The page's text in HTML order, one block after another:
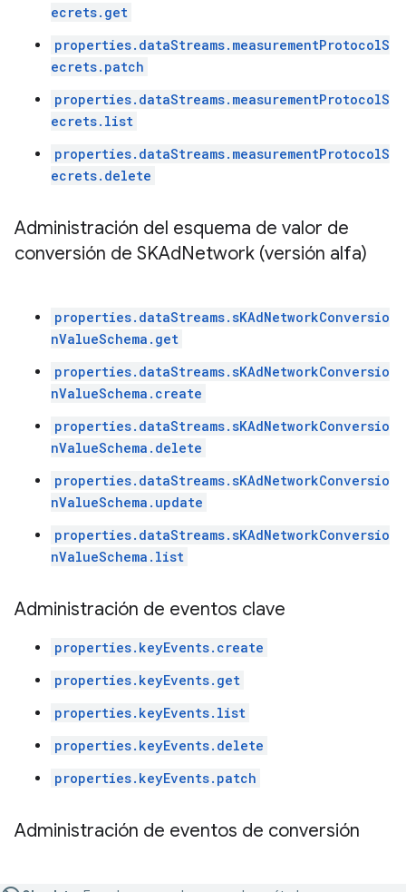
ecrets.get
properties.dataStreams.measurementProtocolS
ecrets.patch
properties.dataStreams.measurementProtocolS
ecrets.list
properties.dataStreams.measurementProtocolS
ecrets.delete
Administración del esquema de valor de
conversión de SKAdNetwork (versión alfa)
properties.dataStreams.sKAdNetworkConversio
nValueSchema.get
properties.dataStreams.sKAdNetworkConversio
nValueSchema.create
properties.dataStreams.sKAdNetworkConversio
nValueSchema.delete
properties.dataStreams.sKAdNetworkConversio
nValueSchema.update
properties.dataStreams.sKAdNetworkConversio
nValueSchema.list
Administración de eventos clave
properties.keyEvents.create
properties.keyEvents.get
properties.keyEvents.list
properties.keyEvents.delete
properties.keyEvents.patch
Administración de eventos de conversión